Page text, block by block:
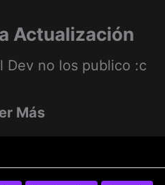
Actualización
Dev no los publico :c
Más